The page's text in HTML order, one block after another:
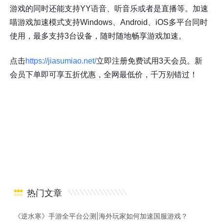
游戏的同时还能支持YY语音、听音乐或者是直播等。加速
喵游戏加速模式支持Windows、Android、iOS多平台同时
使用，最多支持3台设备，随时随地畅享游戏加速。
点击https://jiasumiao.net/立即注册免费试用3天会员。新
会员下单即可享五折优惠，全网最低价，千万别错过！
热门文章
《逆水寒》手游全平台公测|海外玩家如何加速国服游戏？